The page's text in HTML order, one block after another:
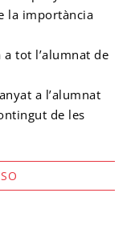
la importància
tot l’alumnat de
a l’alumnat
de les